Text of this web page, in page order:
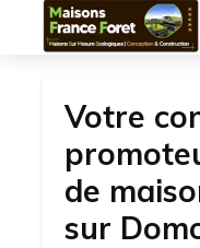
Votre
de
sur